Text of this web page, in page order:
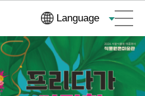
Language